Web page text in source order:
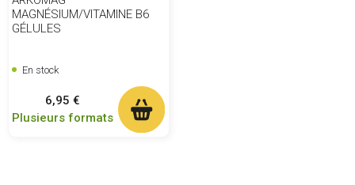
MAGNÉSIUM/VITAMINE B6
GÉLULES
En stock
Prix
6,95 €
Plusieurs formats